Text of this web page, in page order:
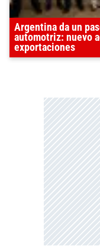
Argentina da un
automotriz: nuevo
exportaciones